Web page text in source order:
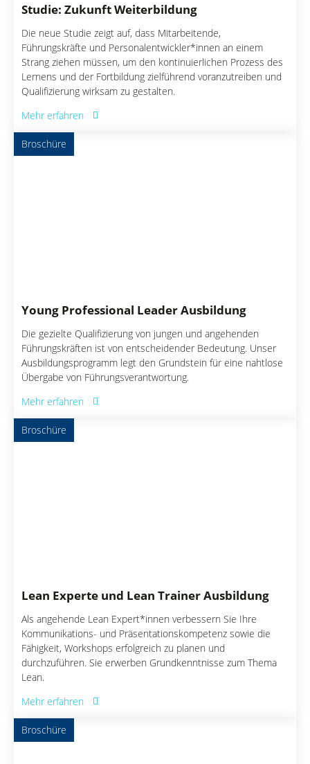
Studie: Zukunft Weiterbildung
Die neue Studie zeigt auf, dass Mitarbeitende,
Führungskräfte und Personalentwickler*innen an einem
Strang ziehen müssen, um den kontinuierlichen Prozess des
Lernens und der Fortbildung zielführend voranzutreiben und
Qualifizierung wirksam zu gestalten.
Mehr erfahren
Broschüre
Young Professional Leader Ausbildung
Die gezielte Qualifizierung von jungen und angehenden
Führungskräften ist von entscheidender Bedeutung. Unser
Ausbildungsprogramm legt den Grundstein für eine nahtlose
Übergabe von Führungsverantwortung.
Mehr erfahren
Broschüre
Lean Experte und Lean Trainer Ausbildung
Als angehende Lean Expert*innen verbessern Sie Ihre
Kommunikations- und Präsentationskompetenz sowie die
Fähigkeit, Workshops erfolgreich zu planen und
durchzuführen. Sie erwerben Grundkenntnisse zum Thema
Lean.
Mehr erfahren
Broschüre